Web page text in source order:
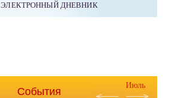
ЭЛЕКТРОННЫЙ ДНЕВНИК
События
Июль